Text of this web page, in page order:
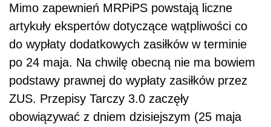
Mimo zapewnień MRPiPS powstają liczne
artykuły ekspertów dotyczące wątpliwości co
do wypłaty dodatkowych zasiłków w terminie
po 24 maja. Na chwilę obecną nie ma bowiem
podstawy prawnej do wypłaty zasiłków przez
ZUS. Przepisy Tarczy 3.0 zaczęły
obowiązywać z dniem dzisiejszym (25 maja